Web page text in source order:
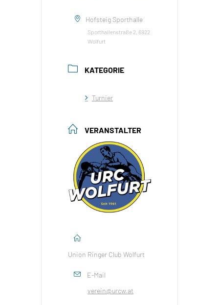
Hofsteig Sporthalle
Sporthallenstraße 2, 6922
Wolfurt
KATEGORIE
Turnier
VERANSTALTER
Union Ringer Club Wolfurt
E-Mail
verein@urcw.at